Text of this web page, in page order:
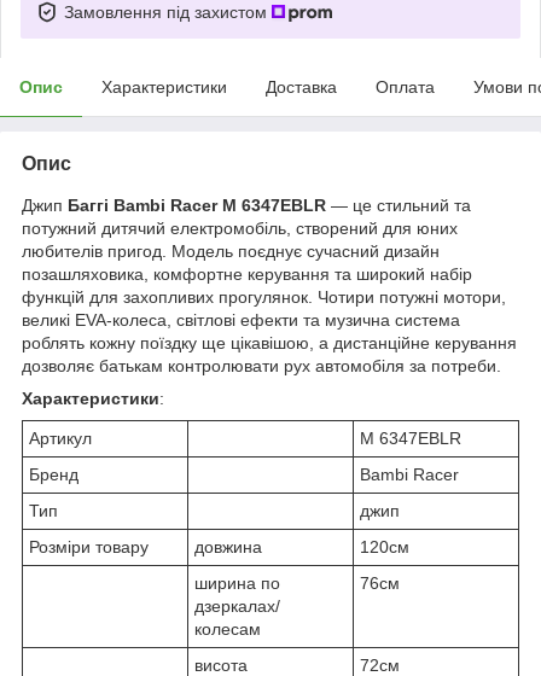
Замовлення під захистом
Опис Характеристики Доставка Оплата Умови
Опис
Джип Баггі Bambi Racer M 6347EBLR — це стильний та
потужний дитячий електромобіль, створений для юних
любителів пригод. Модель поєднує сучасний дизайн
позашляховика, комфортне керування та широкий набір
функцій для захопливих прогулянок. Чотири потужні мотори,
великі EVA-колеса, світлові ефекти та музична система
роблять кожну поїздку ще цікавішою, а дистанційне керування
дозволяє батькам контролювати рух автомобіля за потреби.
Характеристики:
Артикул
M 6347EBLR
Бренд
Bambi Racer
Тип
джип
Розміри товару
довжина
120см
ширина по
дзеркалах/
колесам
76см
висота
72см